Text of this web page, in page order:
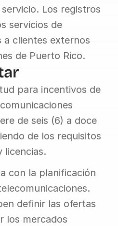
Los registros
servicios de
a clientes externos
de Puerto Rico.
para incentivos de
de seis (6) a doce
de los requisitos
licencias.
con la planificación
definir las ofertas
los mercados